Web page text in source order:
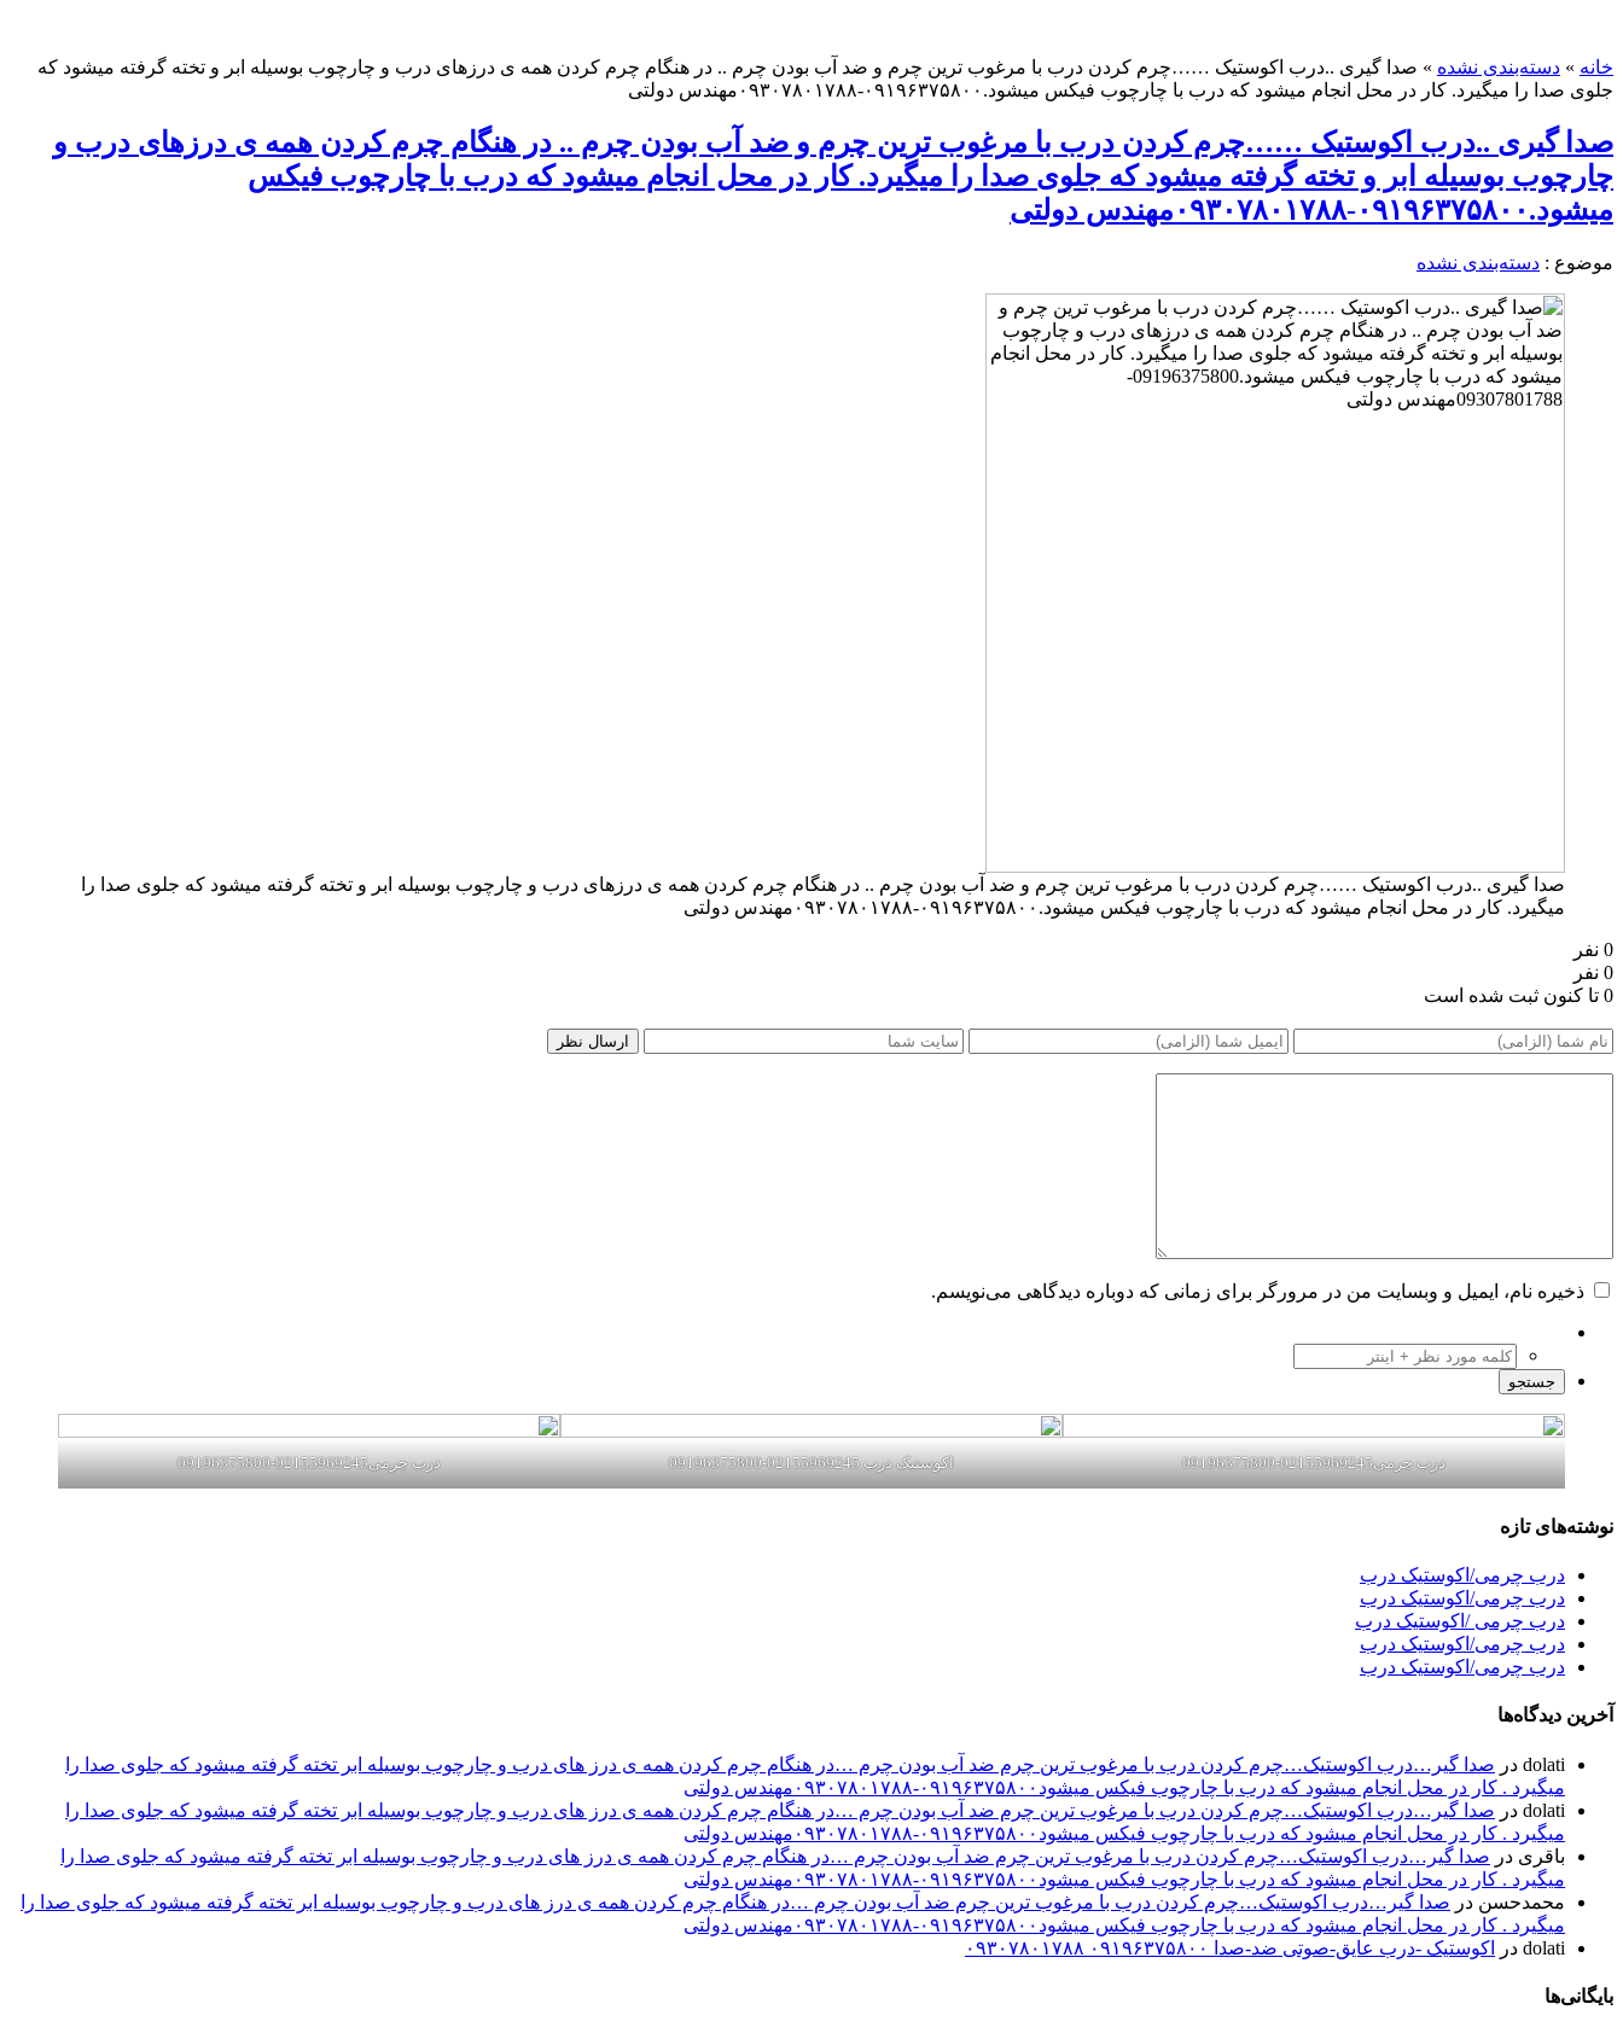
خانه » دسته‌بندی نشده » صدا گیری ..درب اکوستیک ……چرم کردن درب با مرغوب ترین چرم و ضد آب بودن چرم .. در هنگام چرم کردن همه ی درزهای درب و چارچوب بوسیله ابر و تخته گرفته میشود که
جلوی صدا را میگیرد. کار در محل انجام میشود که درب با چارچوب فیکس میشود.۰۹۱۹۶۳۷۵۸۰۰-۰۹۳۰۷۸۰۱۷۸۸مهندس دولتی
صدا گیری ..درب اکوستیک ……چرم کردن درب با مرغوب ترین چرم و ضد آب بودن چرم .. در هنگام چرم کردن همه ی درزهای درب و
چارچوب بوسیله ابر و تخته گرفته میشود که جلوی صدا را میگیرد. کار در محل انجام میشود که درب با چارچوب فیکس
میشود.۰۹۱۹۶۳۷۵۸۰۰-۰۹۳۰۷۸۰۱۷۸۸مهندس دولتی
موضوع : دسته‌بندی نشده
صدا گیری ..درب اکوستیک ……چرم کردن درب با مرغوب ترین چرم و ضد آب بودن چرم .. در هنگام چرم کردن همه ی درزهای درب و چارچوب بوسیله ابر و تخته گرفته میشود که جلوی صدا را
میگیرد. کار در محل انجام میشود که درب با چارچوب فیکس میشود.۰۹۱۹۶۳۷۵۸۰۰-۰۹۳۰۷۸۰۱۷۸۸مهندس دولتی
0 نفر
0 نفر
0 تا کنون ثبت شده است
ذخیره نام، ایمیل و وبسایت من در مرورگر برای زمانی که دوباره دیدگاهی می‌نویسم.
درب چرمی02155969245-09196375800 اکوستیک درب 02155969245-09196375800 درب چرمی02155969245-09196375800
نوشته‌های تازه
درب چرمی/اکوستیک درب
درب چرمی/اکوستیک درب
درب چرمی /اکوستیک درب
درب چرمی/اکوستیک درب
درب چرمی/اکوستیک درب
آخرین دیدگاه‌ها
dolati در صدا گیر…درب اکوستیک…چرم کردن درب با مرغوب ترین چرم ضد آب بودن چرم …در هنگام چرم کردن همه ی درز های درب و چارچوب بوسیله ابر تخته گرفته میشود که جلوی صدا را
میگیرد . کار در محل انجام میشود که درب با چارچوب فیکس میشود۰۹۱۹۶۳۷۵۸۰۰-۰۹۳۰۷۸۰۱۷۸۸مهندس دولتی
dolati در صدا گیر…درب اکوستیک…چرم کردن درب با مرغوب ترین چرم ضد آب بودن چرم …در هنگام چرم کردن همه ی درز های درب و چارچوب بوسیله ابر تخته گرفته میشود که جلوی صدا را
میگیرد . کار در محل انجام میشود که درب با چارچوب فیکس میشود۰۹۱۹۶۳۷۵۸۰۰-۰۹۳۰۷۸۰۱۷۸۸مهندس دولتی
باقری در صدا گیر…درب اکوستیک…چرم کردن درب با مرغوب ترین چرم ضد آب بودن چرم …در هنگام چرم کردن همه ی درز های درب و چارچوب بوسیله ابر تخته گرفته میشود که جلوی صدا را
میگیرد . کار در محل انجام میشود که درب با چارچوب فیکس میشود۰۹۱۹۶۳۷۵۸۰۰-۰۹۳۰۷۸۰۱۷۸۸مهندس دولتی
محمدحسن در صدا گیر…درب اکوستیک…چرم کردن درب با مرغوب ترین چرم ضد آب بودن چرم …در هنگام چرم کردن همه ی درز های درب و چارچوب بوسیله ابر تخته گرفته میشود که جلوی صدا را
میگیرد . کار در محل انجام میشود که درب با چارچوب فیکس میشود۰۹۱۹۶۳۷۵۸۰۰-۰۹۳۰۷۸۰۱۷۸۸مهندس دولتی
dolati در اکوستیک -درب عایق-صوتی ضد-صدا ۰۹۱۹۶۳۷۵۸۰۰ ۰۹۳۰۷۸۰۱۷۸۸
بایگانی‌ها